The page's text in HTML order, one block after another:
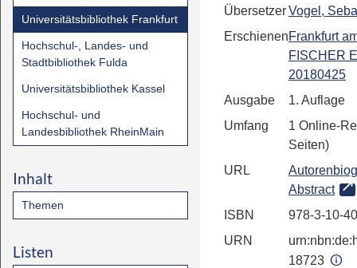
Universitätsbibliothek Frankfurt
Hochschul-, Landes- und
Stadtbibliothek Fulda
Universitätsbibliothek Kassel
Hochschul- und
Landesbibliothek RheinMain
Inhalt
Themen
Listen
ÜbersetzerVogel,
ErschienenFrankfurt
FISCHER
20180425
Ausgabe
1. Auflage
Umfang
1 Online-
Seiten)
URL
Abstract
ISBN
978-3-10-
URN
18723